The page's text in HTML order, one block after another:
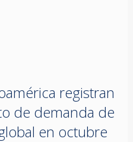
registran
de demanda de
en octubre